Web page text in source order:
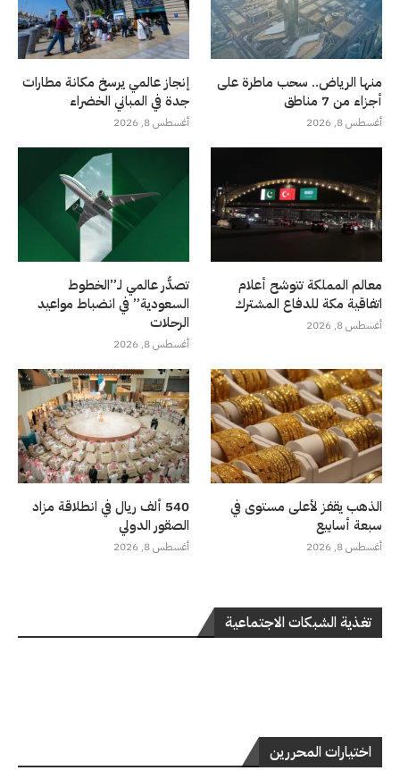
منها الرياض.. سحب ماطرة على
أجزاء من 7 مناطق
أغسطس 8, 2026
إنجاز عالمي يرسخ مكانة مطارات
جدة في المباني الخضراء
أغسطس 8, 2026
معالم المملكة تتوشح أعلام
اتفاقية مكة للدفاع المشترك
أغسطس 8, 2026
تصدُّر عالمي لـ”الخطوط
السعودية” في انضباط مواعيد
الرحلات
أغسطس 8, 2026
الذهب يقفز لأعلى مستوى في
سبعة أسابيع
أغسطس 8, 2026
540 ألف ريال في انطلاقة مزاد
الصقور الدولي
أغسطس 8, 2026
تغذية الشبكات الاجتماعية
اختيارات المحررين